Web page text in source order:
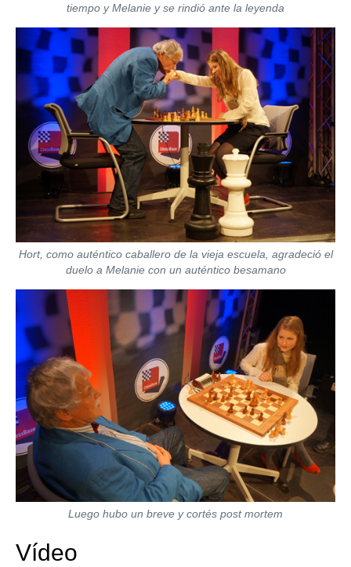
tiempo y Melanie y se rindió ante la leyenda
Hort, como auténtico caballero de la vieja escuela, agradeció el
duelo a Melanie con un auténtico besamano
Luego hubo un breve y cortés post mortem
Vídeo